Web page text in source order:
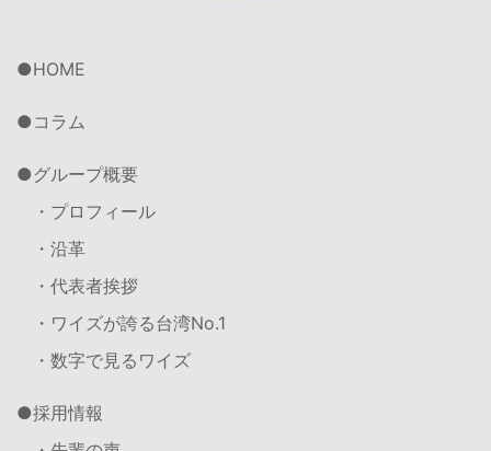
HOME
コラム
グループ概要
・プロフィール
・沿革
・代表者挨拶
・ワイズが誇る台湾No.1
・数字で見るワイズ
採用情報